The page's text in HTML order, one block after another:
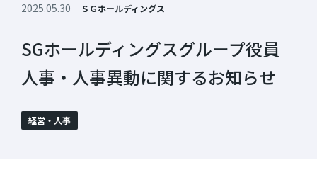
2025.05.30 ＳＧホールディングス
SGホールディングスグループ役員
人事・人事異動に関するお知らせ
経営・人事